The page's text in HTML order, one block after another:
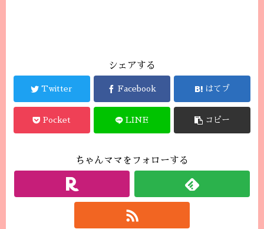
シェアする
Twitter Facebook はてブ
Pocket LINE コピー
ちゃんママをフォローする